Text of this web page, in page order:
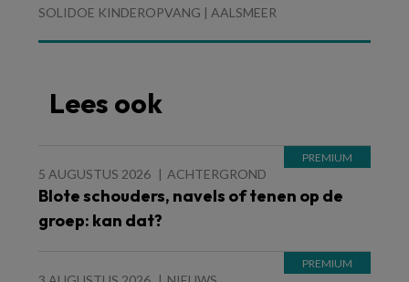
SOLIDOE KINDEROPVANG | AALSMEER
Lees ook
5 AUGUSTUS 2026 ACHTERGROND
Blote schouders, navels of tenen op de
groep: kan dat?